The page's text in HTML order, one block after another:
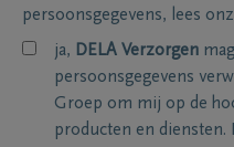
persoonsgegevens, lees
ja, DELA Verzorgen
persoonsgegevens
Groep om mij op de
producten en